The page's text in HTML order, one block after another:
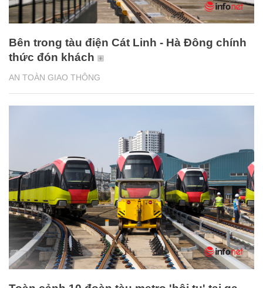
AN TOÀN GIAO THÔNG
Bên trong tàu điện Cát Linh - Hà Đông chính
thức đón khách